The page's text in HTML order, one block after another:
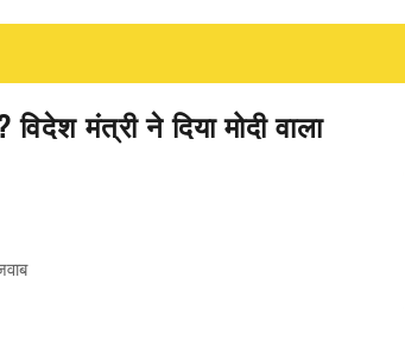
मंत्री ने दिया मोदी वाला